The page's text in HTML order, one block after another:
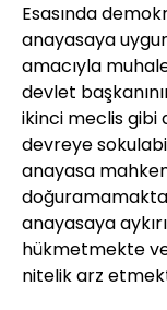
Esasında
anayasaya
amacıyla
devlet
ikinci meclis gibi
devreye
anayasa
anayasaya
hükmetmekte
nitelik arz